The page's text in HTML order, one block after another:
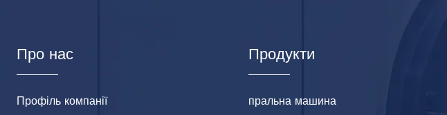
Про нас
Профіль компанії
Продукти
пральна машина